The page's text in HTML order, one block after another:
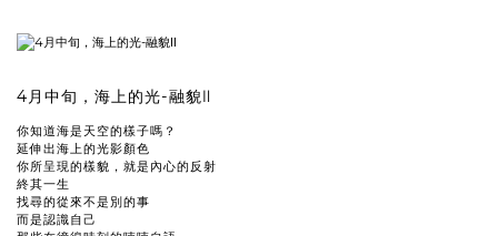
4月中旬，海上的光-融貌Ⅱ
你知道海是天空的樣子嗎？
延伸出海上的光影顏色
你所呈現的樣貌，就是內心的反射
終其一生
找尋的從來不是別的事
而是認識自己